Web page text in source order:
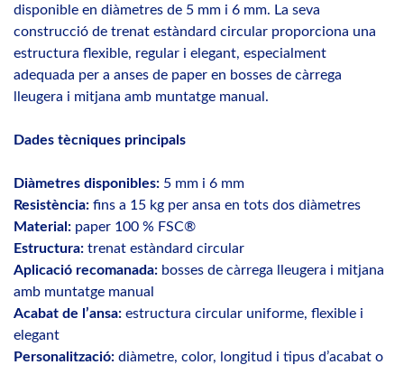
disponible en diàmetres de 5 mm i 6 mm. La seva
construcció de trenat estàndard circular proporciona una
estructura flexible, regular i elegant, especialment
adequada per a anses de paper en bosses de càrrega
lleugera i mitjana amb muntatge manual.
Dades tècniques principals
Diàmetres disponibles: 5 mm i 6 mm
Resistència: fins a 15 kg per ansa en tots dos diàmetres
Material: paper 100 % FSC®
Estructura: trenat estàndard circular
Aplicació recomanada: bosses de càrrega lleugera i mitjana
amb muntatge manual
Acabat de l’ansa: estructura circular uniforme, flexible i
elegant
Personalització: diàmetre, color, longitud i tipus d’acabat o